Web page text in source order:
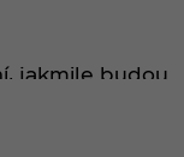
jakmile budou